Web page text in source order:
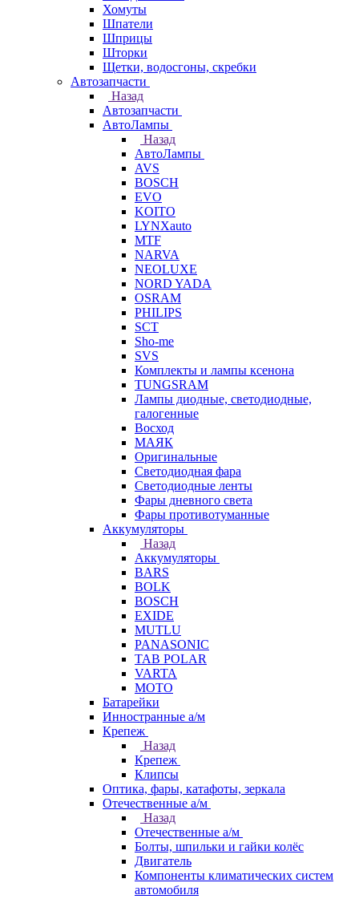
Хомуты
Шпатели
Шприцы
Шторки
Щетки, водосгоны, скребки
Автозапчасти
Назад
Автозапчасти
АвтоЛампы
Назад
АвтоЛампы
AVS
BOSCH
EVO
KOITO
LYNXauto
MTF
NARVA
NEOLUXE
NORD YADA
OSRAM
PHILIPS
SCT
Sho-me
SVS
Комплекты и лампы ксенона
TUNGSRAM
Лампы диодные, светодиодные,
галогенные
Восход
МАЯК
Оригинальные
Светодиодная фара
Светодиодные ленты
Фары дневного света
Фары противотуманные
Аккумуляторы
Назад
Аккумуляторы
BARS
BOLK
BOSCH
EXIDE
MUTLU
PANASONIC
TAB POLAR
VARTA
МОТО
Батарейки
Инностранные а/м
Крепеж
Назад
Крепеж
Клипсы
Оптика, фары, катафоты, зеркала
Отечественные а/м
Назад
Отечественные а/м
Болты, шпильки и гайки колёс
Двигатель
Компоненты климатических систем
автомобиля